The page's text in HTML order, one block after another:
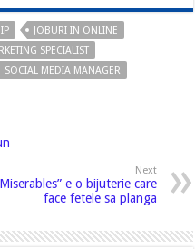
JOBURI IN ONLINE
SPECIALIST
SOCIAL MEDIA MANAGER
Next
e o bijuterie care
face fetele sa planga